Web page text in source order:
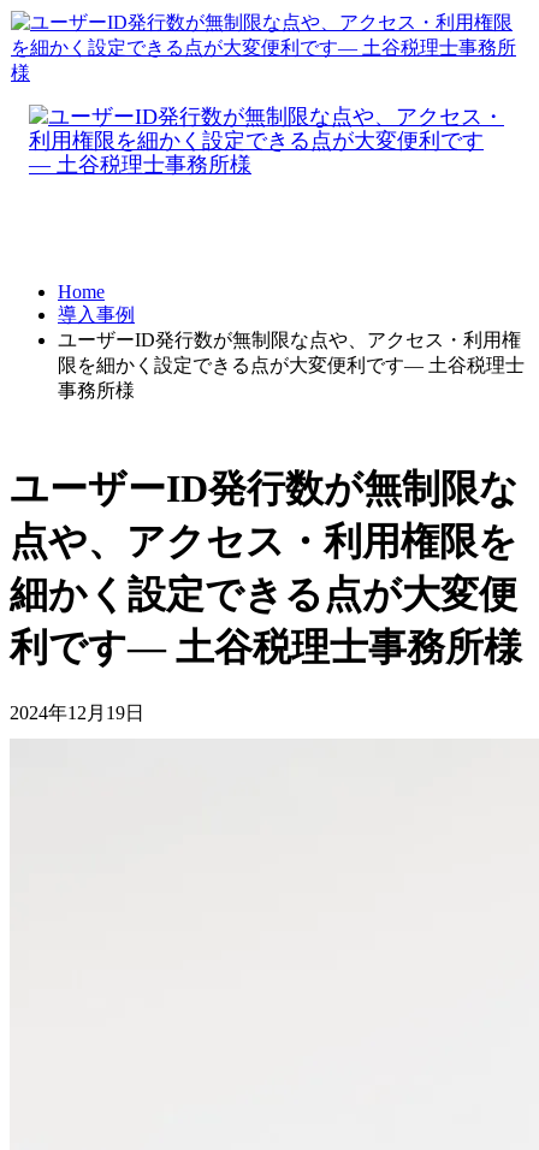
Home
導入事例
ユーザーID発行数が無制限な点や、アクセス・利用権
限を細かく設定できる点が大変便利です― 土谷税理士
事務所様
ユーザーID発行数が無制限な
点や、アクセス・利用権限を
細かく設定できる点が大変便
利です― 土谷税理士事務所様
2024年12月19日